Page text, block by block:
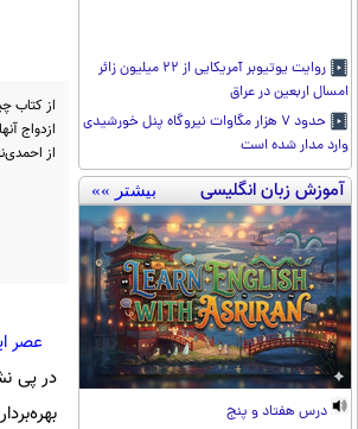
روایت یوتیوبر آمریکایی از ۲۲ میلیون زائر
امسال اربعین در عراق
حدود ۷ هزار مگاوات نیروگاه پنل خورشیدی
وارد مدار شده است
آموزش زبان انگلیسی بیشتر »»
درس هفتاد و پنج
از کتاب
ازدواج
از
عصر
در پی